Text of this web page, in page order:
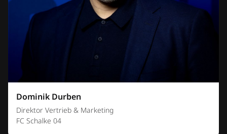
Dominik Durben
Direktor Vertrieb & Marketing
FC Schalke 04